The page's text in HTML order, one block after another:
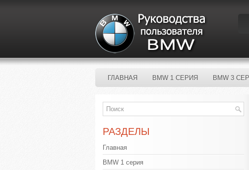
ГЛАВНАЯ BMW 1 СЕРИЯ BMW 3
РАЗДЕЛЫ
Главная
BMW 1 серия